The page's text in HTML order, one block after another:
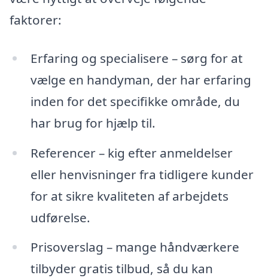
faktorer:
Erfaring og specialisere – sørg for at
vælge en handyman, der har erfaring
inden for det specifikke område, du
har brug for hjælp til.
Referencer – kig efter anmeldelser
eller henvisninger fra tidligere kunder
for at sikre kvaliteten af arbejdets
udførelse.
Prisoverslag – mange håndværkere
tilbyder gratis tilbud, så du kan